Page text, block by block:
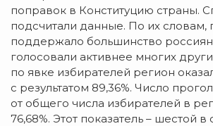
поправок в Конституцию страны.
подсчитали данные. По их словам,
поддержало большинство
голосовали активнее многих
по явке избирателей регион
с результатом 89,36%. Число
от общего числа избирателей в
76,68%. Этот показатель – шестой